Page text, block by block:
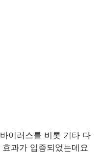
이러스를 비롯 기타 다
과가 입증되었는데요